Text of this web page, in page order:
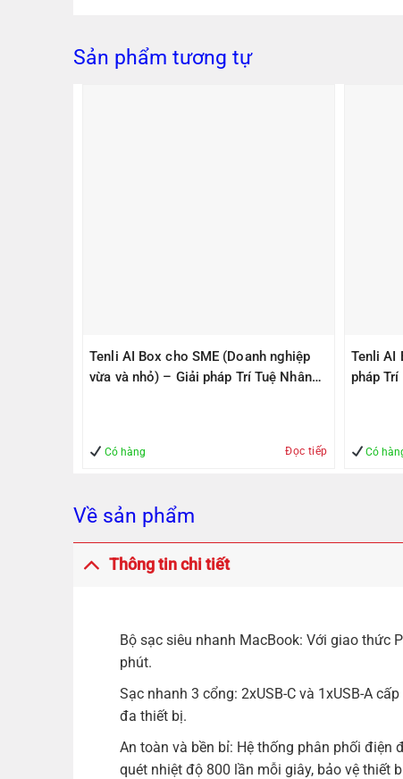
Sản phẩm tương tự
Tenli AI Box cho SME (Doanh nghiệp
vừa và nhỏ) – Giải pháp Trí Tuệ Nhân
Có hàng Đọc tiếp
Tenli AI
pháp
Có
Về sản phẩm
Thông tin chi tiết
Bộ sạc siêu nhanh MacBook: Với giao thức
phút.
Sạc nhanh 3 cổng: 2xUSB-C và 1xUSB-A
đa thiết bị.
An toàn và bền bỉ: Hệ thống phân phối điện
quét nhiệt độ 800 lần mỗi giây, bảo vệ thiết